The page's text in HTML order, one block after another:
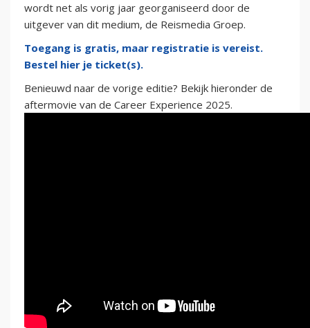
wordt net als vorig jaar georganiseerd door de
uitgever van dit medium, de Reismedia Groep.
Toegang is gratis, maar registratie is vereist.
Bestel hier je ticket(s).
Benieuwd naar de vorige editie? Bekijk hieronder de
aftermovie van de Career Experience 2025.